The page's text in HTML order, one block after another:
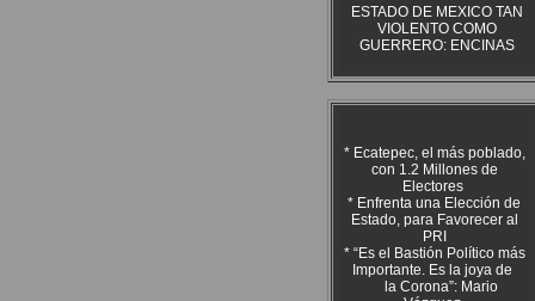
ESTADO DE MEXICO TAN
VIOLENTO COMO
GUERRERO: ENCINAS
* Ecatepec, el más poblado,
con 1.2 Millones de
Electores
* Enfrenta una Elección de
Estado, para Favorecer al
PRI
* “Es el Bastión Político más
Importante. Es la joya de
la Corona”: Mario